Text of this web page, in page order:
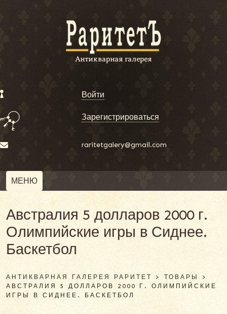
Войти
Зарегистрироваться
raritetgalery@gmail.com
МЕНЮ
Австралия 5 долларов 2000 г.
Олимпийские игры в Сиднее.
Баскетбол
АНТИКВАРНАЯ ГАЛЕРЕЯ РАРИТЕТ >ТОВАРЫ >
АВСТРАЛИЯ 5 ДОЛЛАРОВ 2000 Г. ОЛИМПИЙСКИЕ
ИГРЫ В СИДНЕЕ. БАСКЕТБОЛ